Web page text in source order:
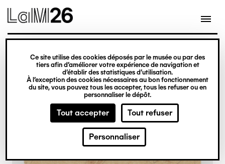
Gestion des cookies
Ce site utilise des cookies déposés par le musée ou par des
tiers afin d’améliorer votre expérience de navigation et
d’établir des statistiques d’utilisation.
À l’exception des cookies nécessaires au bon fonctionnement
du site, vous pouvez tous les accepter, tous les refuser ou en
personnaliser le dépôt.
Tout accepter Tout refuser
Personnaliser
contenu